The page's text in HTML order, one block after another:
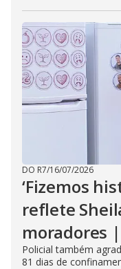
DO R7/16/07/2026
‘Fizemos
reflete
moradores
Policial também
81 dias de